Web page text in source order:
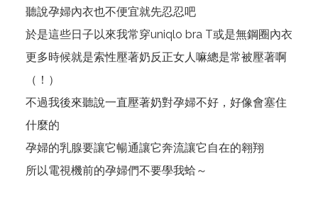
聽說孕婦內衣也不便宜就先忍忍吧
於是這些日子以來我常穿uniqlo bra T或是無鋼圈內衣
更多時候就是索性壓著奶反正女人嘛總是常被壓著啊
（！）
不過我後來聽說一直壓著奶對孕婦不好，好像會塞住
什麼的
孕婦的乳腺要讓它暢通讓它奔流讓它自在的翱翔
所以電視機前的孕婦們不要學我蛤～